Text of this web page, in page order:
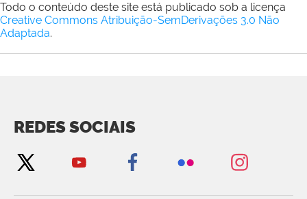
Todo o conteúdo deste site está publicado sob a licença
Creative Commons Atribuição-SemDerivações 3.0 Não
Adaptada.
REDES SOCIAIS